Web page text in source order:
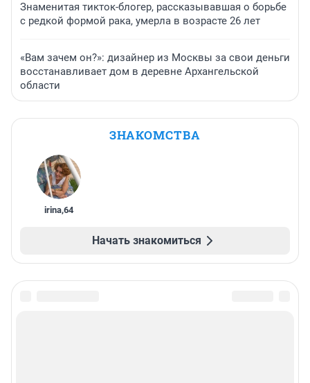
Знаменитая тикток-блогер, рассказывавшая о борьбе
с редкой формой рака, умерла в возрасте 26 лет
«Вам зачем он?»: дизайнер из Москвы за свои деньги
восстанавливает дом в деревне Архангельской
области
ЗНАКОМСТВА
irina,64
Начать знакомиться